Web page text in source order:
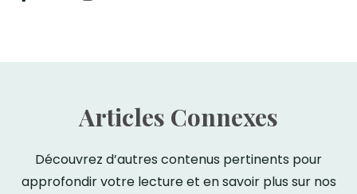
Articles Connexes
Découvrez d’autres contenus pertinents pour
approfondir votre lecture et en savoir plus sur nos